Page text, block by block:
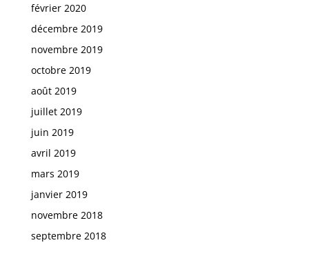
février 2020
décembre 2019
novembre 2019
octobre 2019
août 2019
juillet 2019
juin 2019
avril 2019
mars 2019
janvier 2019
novembre 2018
septembre 2018